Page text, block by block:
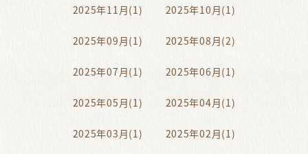
2025年11月(1) 2025年10月(1)
2025年09月(1) 2025年08月(2)
2025年07月(1) 2025年06月(1)
2025年05月(1) 2025年04月(1)
2025年03月(1) 2025年02月(1)